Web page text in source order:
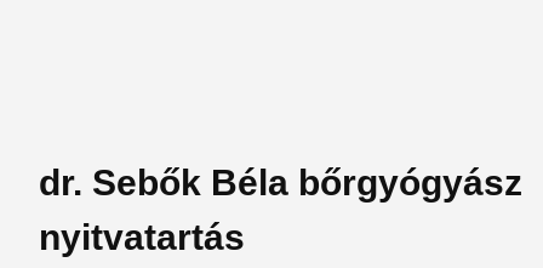
dr. Sebők Béla bőrgyógyász
nyitvatartás